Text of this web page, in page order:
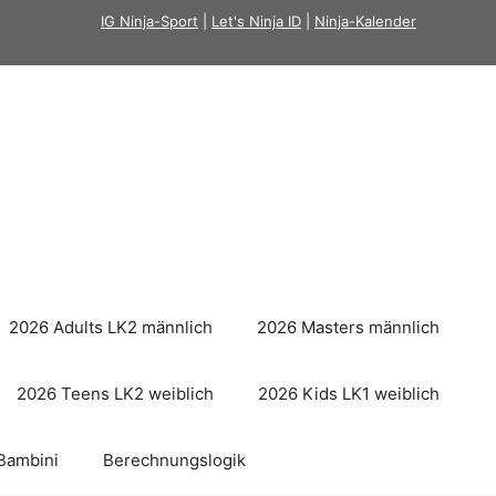
IG Ninja-Sport Let's Ninja ID Ninja-Kalender
2026 Adults LK2 männlich 2026 Masters männlich
2026 Teens LK2 weiblich 2026 Kids LK1 weiblich
Berechnungslogik